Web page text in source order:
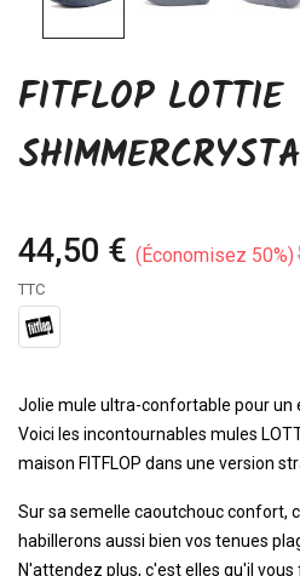
FITFLOP LOTTIE
SHIMMERCRYSTA
44,50 € Économisez 50%
TTC
Jolie mule ultra-confortable pour un
Voici les incontournables mules
maison FITFLOP dans une version
Sur sa semelle caoutchouc confort,
habillerons aussi bien vos tenues
N'attendez plus, c'est elles qu'il